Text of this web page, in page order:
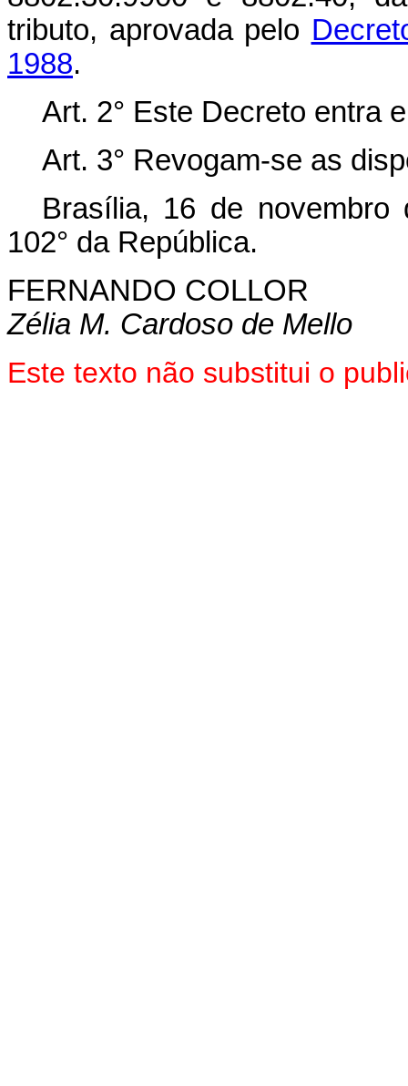
tributo, aprovada pelo
1988.
Art. 2° Este Decreto entra
Art. 3° Revogam-se as
Brasília, 16 de novembro
102° da República.
FERNANDO COLLOR
Zélia M. Cardoso de Mello
Este texto não substitui o